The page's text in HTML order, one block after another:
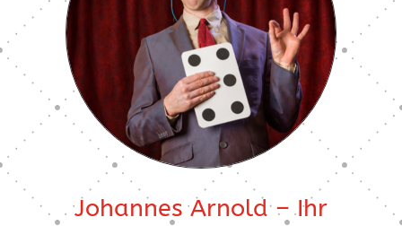
Johannes Arnold – Ihr